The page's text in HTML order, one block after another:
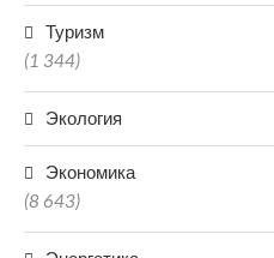
Туризм
(1 344)
Экология
Экономика
(8 643)